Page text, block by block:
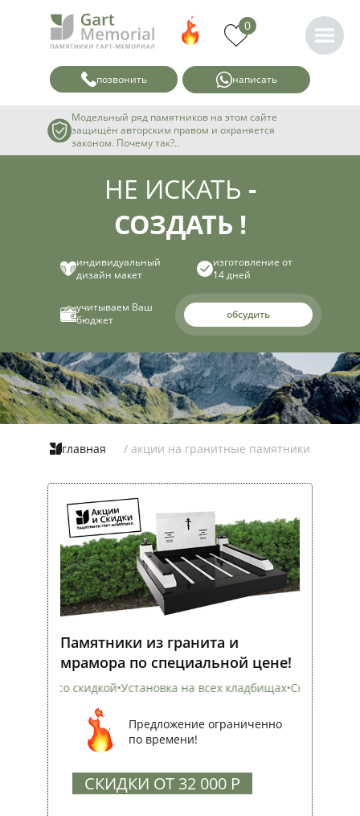
0
позвонить написать
Модельный ряд памятников на этом сайте
защищён авторским правом и охраняется
законом. Почему так?..
НЕ ИСКАТЬ -
СОЗДАТЬ !
индивидуальный
дизайн макет
изготовление от
14 дней
учитываем Ваш
бюджет
обсудить
главная / акции на гранитные памятники
Памятники из гранита и
мрамора по специальной цене!
Установка на всех кладбищах•Скидка на гранит и
Предложение ограниченно
по времени!
СКИДКИ ОТ 32 000 Р